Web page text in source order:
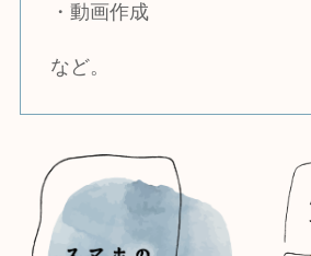
・動画作成
など。